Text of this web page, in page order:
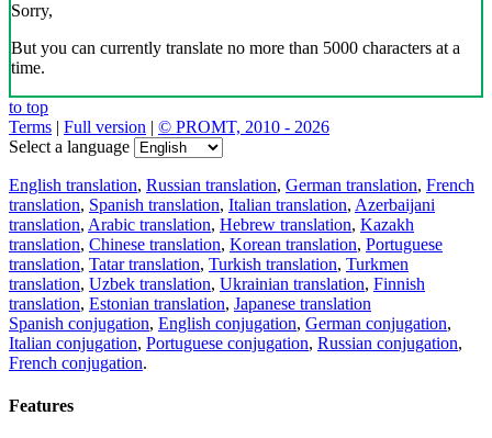
Sorry,
But you can currently translate no more than 5000 characters at a
time.
to top
Terms | Full version | © PROMT, 2010 - 2026
Select a language
English translation, Russian translation, German translation, French
translation, Spanish translation, Italian translation, Azerbaijani
translation, Arabic translation, Hebrew translation, Kazakh
translation, Chinese translation, Korean translation, Portuguese
translation, Tatar translation, Turkish translation, Turkmen
translation, Uzbek translation, Ukrainian translation, Finnish
translation, Estonian translation, Japanese translation
Spanish conjugation, English conjugation, German conjugation,
Italian conjugation, Portuguese conjugation, Russian conjugation,
French conjugation.
Features